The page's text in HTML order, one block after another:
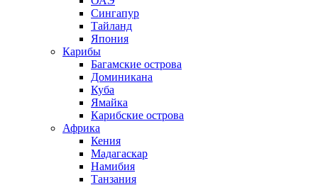
Сингапур
Тайланд
Япония
Карибы
Багамские острова
Доминикана
Куба
Ямайка
Карибские острова
Африка
Кения
Мадагаскар
Намибия
Танзания